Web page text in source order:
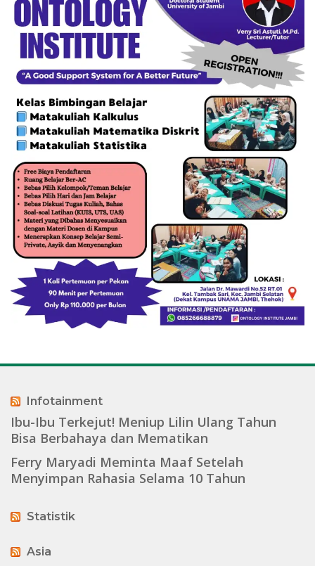
Infotainment
Ibu-Ibu Terkejut! Meniup Lilin Ulang Tahun
Bisa Berbahaya dan Mematikan
Ferry Maryadi Meminta Maaf Setelah
Menyimpan Rahasia Selama 10 Tahun
Statistik
Asia